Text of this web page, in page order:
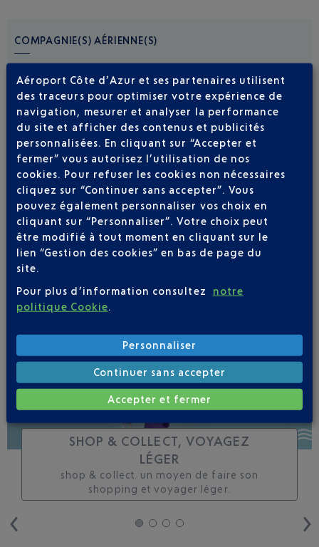
COMPAGNIE(S) AÉRIENNE(S)
EASYJET
Soyez notifié(e) de
toutes les évolutions
pour ce vol
SHOP & COLLECT, VOYAGEZ
LÉGER
shop & collect. un moyen de faire son
shopping et voyager léger.
Aéroport Côte d’Azur et ses partenaires utilisent
des traceurs pour optimiser votre expérience de
navigation, mesurer et analyser la performance
du site et afficher des contenus et publicités
personnalisées. En cliquant sur “Accepter et
fermer” vous autorisez l’utilisation de nos
cookies. Pour refuser les cookies non nécessaires
cliquez sur “Continuer sans accepter”. Vous
pouvez également personnaliser vos choix en
cliquant sur “Personnaliser”. Votre choix peut
être modifié à tout moment en cliquant sur le
lien “Gestion des cookies” en bas de page du
site.
Pour plus d’information consultez
notre
politique Cookie
Personnaliser
Continuer sans accepter
Accepter et fermer